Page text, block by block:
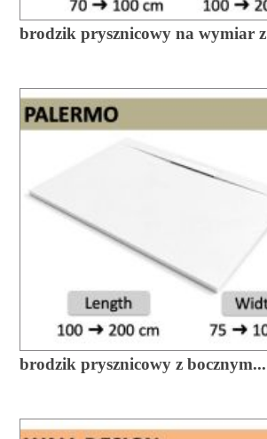
brodzik prysznicowy na wymiar
brodzik prysznicowy z bocznym...